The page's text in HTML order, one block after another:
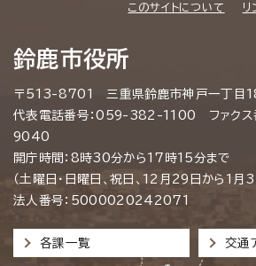
このサイトについて リ
鈴鹿市役所
〒513-8701 三重県鈴鹿市神戸一丁目
代表電話番号：059-382-1100 ファク
9040
開庁時間：8時30分から17時15分まで
（土曜日・日曜日、祝日、12月29日から1月3
法人番号：5000020242071
各課一覧 交通